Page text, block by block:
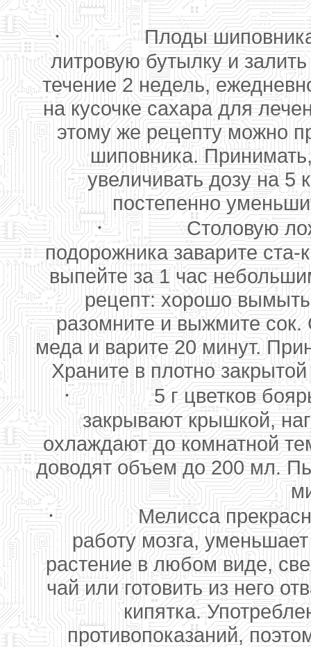
·
Плоды
литровую бутылку и
течение 2 недель,
на кусочке сахара для
этому же рецепту можно
шиповника.
увеличивать дозу на 5
постепенно
·
Столовую
подорожника заварите ста-
выпейте за 1 час
рецепт: хорошо
разомните и выжмите
меда и варите 20 минут.
Храните в плотно
·
5 г цветков
закрывают крышкой,
охлаждают до комнатной
доводят объем до 200 мл.
·
Мелисса
работу мозга,
растение в любом виде,
чай или готовить из него
кипятка.
противопоказаний,